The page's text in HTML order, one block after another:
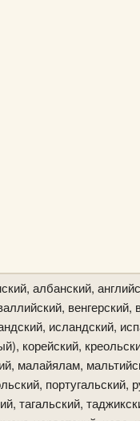
албанский,
венгерский,
исландский,
корейский,
малайялам,
португальский,
тагальский,